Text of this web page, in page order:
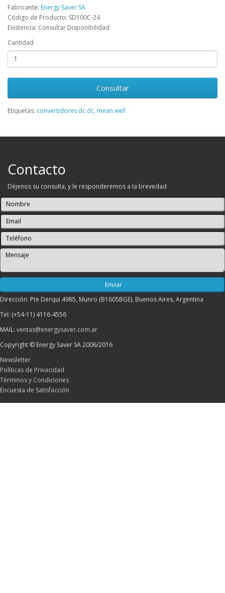
Fabricante: Energy Saver SA
Código de Producto: SD100C-24
Existencia: Consultar Disponibilidad
Cantidad
Consultar
Etiquetas: convertidores dc dc, mean well
Contacto
Déjenos su consulta, y le responderemos a la brevedad
Dirección: Pte Derqui 4985, Munro (B1605BGE), Buenos Aires, Argentina
Tel: (+54-11) 4116-4556
MAIL: ventas@energysaver.com.ar
Copyright © Energy Saver SA 2006/2016
Newsletter
Políticas de Privacidad
Términos y Condiciones
Encuesta de Satisfacción